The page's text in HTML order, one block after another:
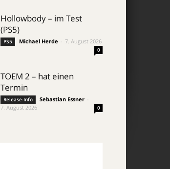
Hollowbody – im Test
(PS5)
PS5 Michael Herde 7. August 2026
0
TOEM 2 – hat einen
Termin
Release-Info Sebastian Essner
7. August 2026
0